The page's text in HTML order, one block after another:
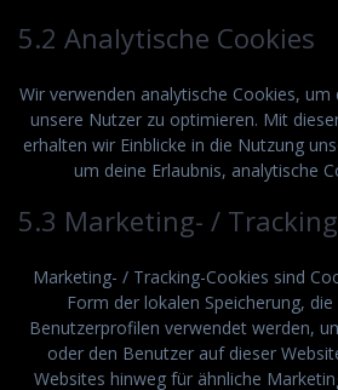
5.2 Analytische Cookies
Wir verwenden analytische Cookies, um
unsere Nutzer zu optimieren. Mit
erhalten wir Einblicke in die Nutzung
um deine Erlaubnis, analytische
5.3 Marketing- /
Marketing- / Tracking-Cookies sind
Form der lokalen Speicherung,
Benutzerprofilen verwendet werden,
oder den Benutzer auf dieser
Websites hinweg für ähnliche